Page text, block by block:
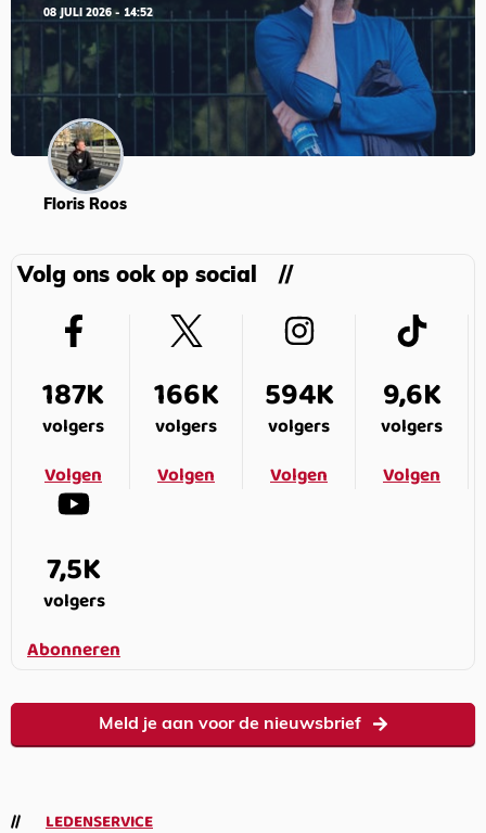
08 JULI 2026 - 14:52
Floris Roos
Volg ons ook op social
187K
volgers
Volgen
166K
volgers
Volgen
594K
volgers
Volgen
9,6K
volgers
Volgen
7,5K
volgers
Abonneren
Meld je aan voor de nieuwsbrief
LEDENSERVICE